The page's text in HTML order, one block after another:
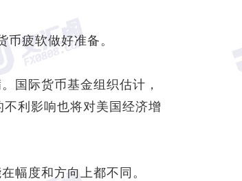
疲软做好准备。
国际货币基金组织估计，
利影响也将对美国经济增
幅度和方向上都不同。